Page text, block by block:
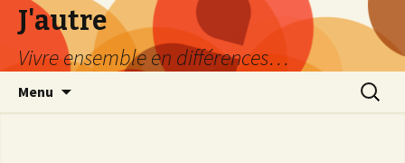
J'autre
Vivre ensemble en différences…
Menu